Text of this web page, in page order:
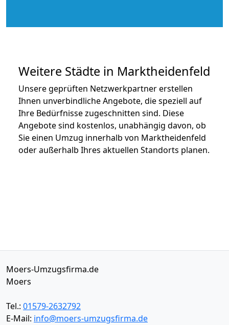
Weitere Städte in Marktheidenfeld
Unsere geprüften Netzwerkpartner erstellen
Ihnen unverbindliche Angebote, die speziell auf
Ihre Bedürfnisse zugeschnitten sind. Diese
Angebote sind kostenlos, unabhängig davon, ob
Sie einen Umzug innerhalb von Marktheidenfeld
oder außerhalb Ihres aktuellen Standorts planen.
Moers-Umzugsfirma.de
Moers
Tel.: 01579-2632792
E-Mail: info@moers-umzugsfirma.de